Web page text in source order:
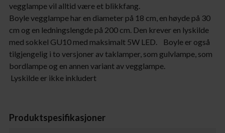
vegglampe vil alltid være et blikkfang.
Boyle vegglampe har en diameter på 18 cm, en høyde på 30
cm og en ledningslengde på 200 cm. Den krever en lyskilde
med sokkel GU10 med maksimalt 5W LED. Boyle er også
tilgjengelig i to versjoner av taklamper, som gulvlampe, som
bordlampe og en annen variant av vegglampe.
Lyskilde er ikke inkludert
Produktspesifikasjoner